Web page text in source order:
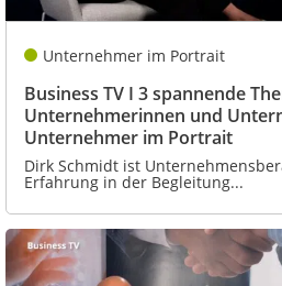
Unternehmer im Portrait
Business TV I 3 spannende
Unternehmerinnen und
Unternehmer im Portrait
Dirk Schmidt ist
Erfahrung in der Begleitung...